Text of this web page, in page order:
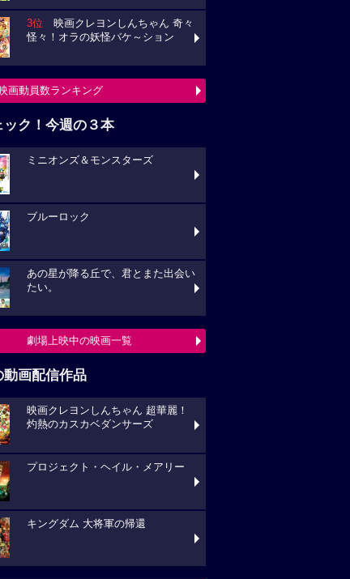
3位 映画クレヨンしんちゃん 奇々
怪々！オラの妖怪バケ～ション
画動員数ランキング
ック！今週の３本
ミニオンズ＆モンスターズ
ブルーロック
あの星が降る丘で、君とまた出会い
たい。
劇場上映中の映画一覧
動画配信作品
映画クレヨンしんちゃん 超華麗！
灼熱のカスカベダンサーズ
プロジェクト・ヘイル・メアリー
キングダム 大将軍の帰還